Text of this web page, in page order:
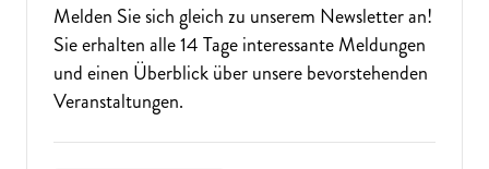
Melden Sie sich gleich zu unserem Newsletteran!
Sie erhalten alle 14 Tage interessante Meldungen
und einen Überblick über unsere bevorstehenden
Veranstaltungen.